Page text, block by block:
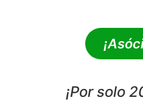
¡Por solo